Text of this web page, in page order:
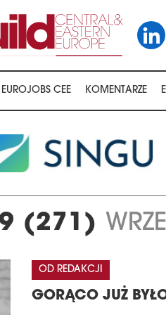
EUROJOBS CEE KOMENTARZE
9 (271)
OD REDAKCJI
GORĄCO JUŻ